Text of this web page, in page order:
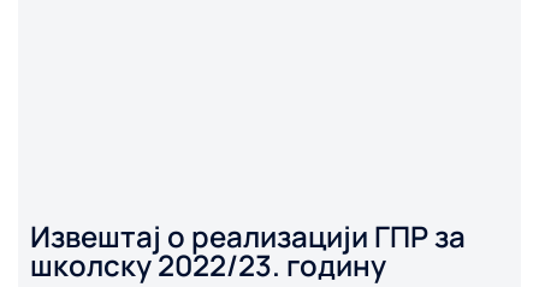
Извештај о реализацији ГПР за
школску 2022/23. годину